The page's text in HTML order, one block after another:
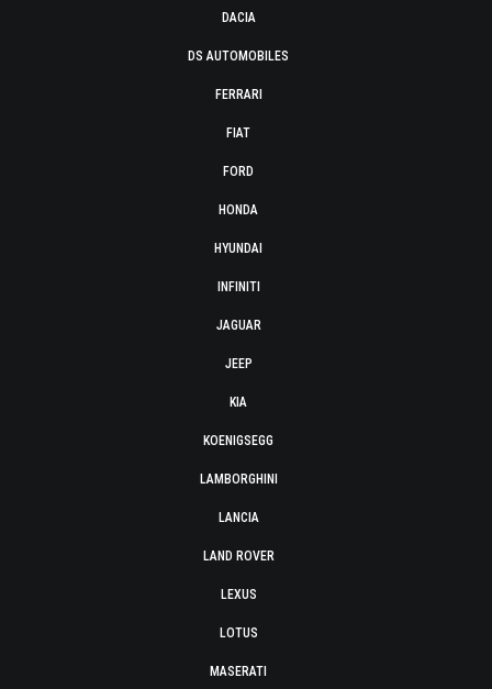
DACIA
DS AUTOMOBILES
FERRARI
FIAT
FORD
HONDA
HYUNDAI
INFINITI
JAGUAR
JEEP
KIA
KOENIGSEGG
LAMBORGHINI
LANCIA
LAND ROVER
LEXUS
LOTUS
MASERATI